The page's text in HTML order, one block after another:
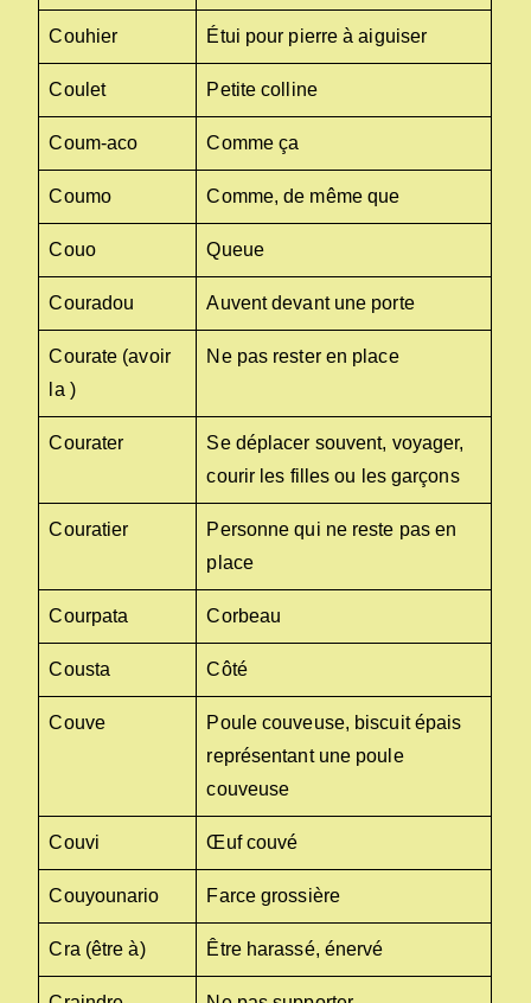
Couhier Étui pour pierre à aiguiser
Coulet Petite colline
Coum-aco Comme ça
Coumo Comme, de même que
Couo Queue
Couradou Auvent devant une porte
Courate (avoir
la )
Ne pas rester en place
Courater
Se déplacer souvent, voyager,
courir les filles ou les garçons
Couratier
Personne qui ne reste pas en
place
Courpata Corbeau
Cousta Côté
Couve
Poule couveuse, biscuit épais
représentant une poule
couveuse
Couvi Œuf couvé
Couyounario Farce grossière
Cra (être à) Être harassé, énervé